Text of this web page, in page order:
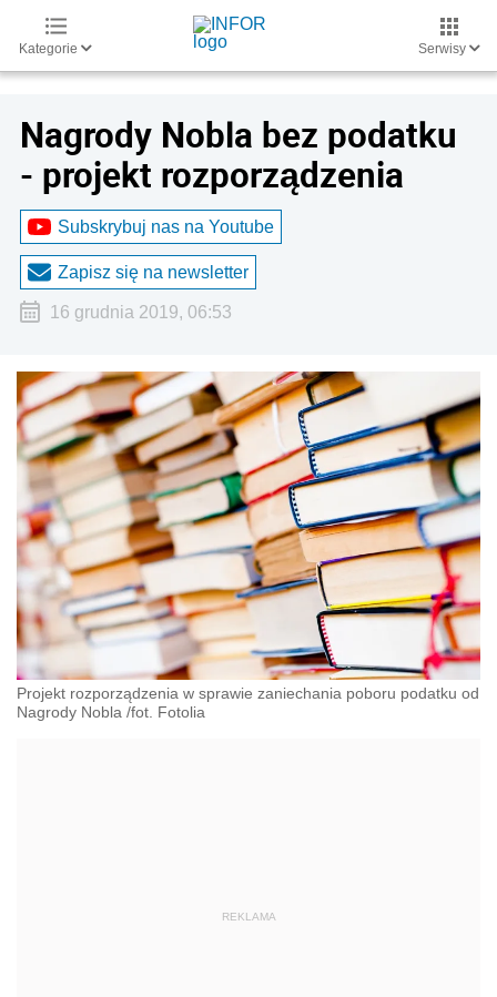
Kategorie Serwisy
Nagrody Nobla bez podatku
- projekt rozporządzenia
Subskrybuj nas na Youtube
Zapisz się na newsletter
16 grudnia 2019, 06:53
Projekt rozporządzenia w sprawie zaniechania poboru podatku od
Nagrody Nobla /fot. Fotolia